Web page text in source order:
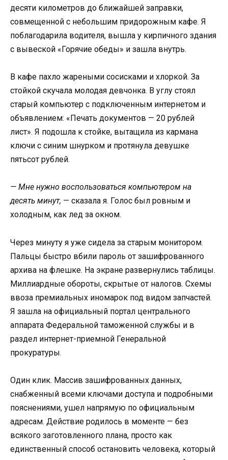
десяти километров до ближайшей заправки,
совмещенной с небольшим придорожным кафе. Я
поблагодарила водителя, вышла у кирпичного здания
с вывеской «Горячие обеды» и зашла внутрь.
В кафе пахло жареными сосисками и хлоркой. За
стойкой скучала молодая девчонка. В углу стоял
старый компьютер с подключенным интернетом и
объявлением: «Печать документов — 20 рублей
лист». Я подошла к стойке, вытащила из кармана
ключи с синим шнурком и протянула девушке
пятьсот рублей.
— Мне нужно воспользоваться компьютером на
десять минут, — сказала я. Голос был ровным и
холодным, как лед за окном.
Через минуту я уже сидела за старым монитором.
Пальцы быстро вбили пароль от зашифрованного
архива на флешке. На экране развернулись таблицы.
Миллиардные обороты, скрытые от налогов. Схемы
ввоза премиальных иномарок под видом запчастей.
Я зашла на официальный портал центрального
аппарата Федеральной таможенной службы и в
раздел интернет-приемной Генеральной
прокуратуры.
Один клик. Массив зашифрованных данных,
снабженный всеми ключами доступа и подробными
пояснениями, ушел напрямую по официальным
адресам. Действие родилось в моменте — без
всякого заготовленного плана, просто как
единственный способ остановить человека, который